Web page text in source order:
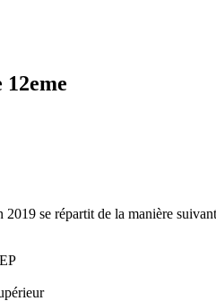
se répartit de la manière